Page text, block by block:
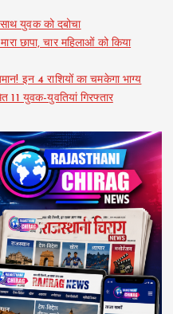
युवक को दबोचा
छापा, चार महिलाओं को किया
इन 4 राशियों का चमकेगा भाग्य
11 युवक-युवतियां गिरफ्तार